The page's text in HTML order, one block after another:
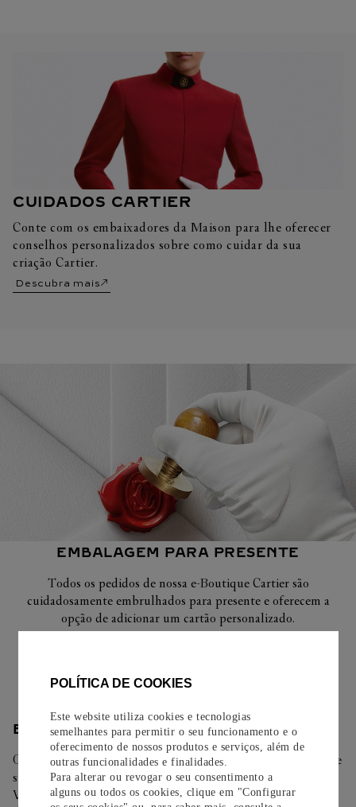
POLÍTICA DE COOKIES
Este website utiliza cookies e tecnologias
semelhantes para permitir o seu funcionamento e o
oferecimento de nossos produtos e serviços, além de
outras funcionalidades e finalidades.
Para alterar ou revogar o seu consentimento a
alguns ou todos os cookies, clique em "Configurar
CUIDADOS CARTIER
Conte com os embaixadores da Maison para lhe oferecer
conselhos personalizados sobre como cuidar da sua
criação Cartier.
Descubra mais
EMBALAGEM PARA PRESENTE
Todos os pedidos de nossa e-Boutique Cartier são
cuidadosamente embrulhados para presente e oferecem a
opção de adicionar um cartão personalizado.
ENTREGA/DEVOLUÇÃO
Oferecemos diferentes opções de entrega. Selecione o envio de
sua preferência na finalização de seu pedido.
Você pode trocar ou devolver sua criação Cartier em até 30